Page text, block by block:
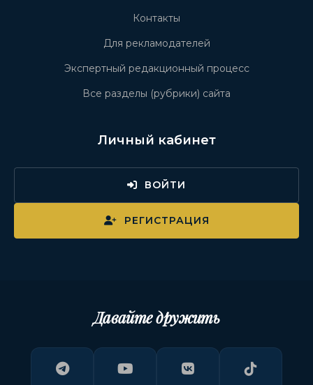
Контакты
Для рекламодателей
Экспертный редакционный процесс
Все разделы (рубрики) сайта
Личный кабинет
ВОЙТИ
РЕГИСТРАЦИЯ
Давайте дружить